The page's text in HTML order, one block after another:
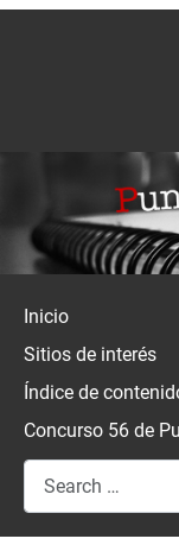
Inicio
Sitios de interés
Índice de
Concurso 56 de
Search